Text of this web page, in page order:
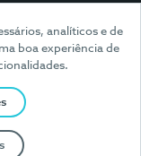
analíticos e de
boa experiência de